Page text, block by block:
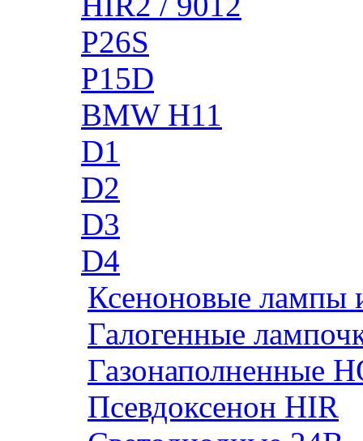
P26S
P15D
BMW H11
D1
D2
D3
D4
Ксеноновые лампы
Галогенные
Газонаполненные
Псевдоксенон HIR